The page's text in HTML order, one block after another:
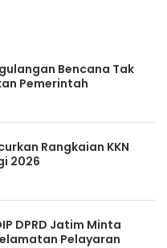
Bencana Tak
Pemerintah
Rangkaian KKN
2026
DPRD Jatim Minta
Pelayaran